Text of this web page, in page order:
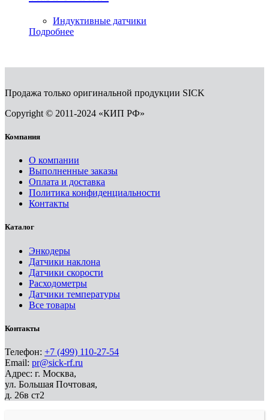
Индуктивные датчики
Подробнее
Продажа только оригинальной продукции SICK
Copyright © 2011-2024 «КИП РФ»
Компания
О компании
Выполненные заказы
Оплата и доставка
Политика конфиденциальности
Контакты
Каталог
Энкодеры
Датчики наклона
Датчики скорости
Расходометры
Датчики температуры
Все товары
Контакты
Телефон: +7 (499) 110-27-54
Email: pr@sick-rf.ru
Адрес: г. Москва,
ул. Большая Почтовая,
д. 26в ст2